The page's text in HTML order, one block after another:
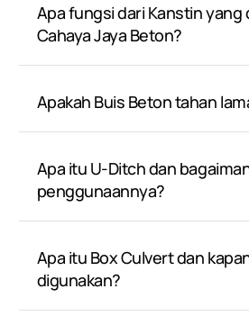
Apa fungsi dari Kanstin yang
Cahaya Jaya Beton?
Apakah Buis Beton tahan
Apa itu U-Ditch dan
penggunaannya?
Apa itu Box Culvert dan
digunakan?